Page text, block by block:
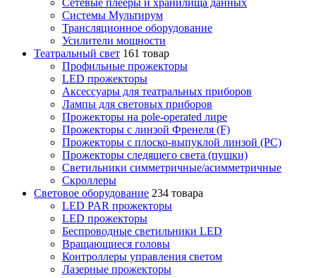
Системы Мультирум
Трансляционное оборудование
Усилители мощности
Театральный свет 161 товар
Профильные прожекторы
LED прожекторы
Аксессуары для театральных приборов
Лампы для световых приборов
Прожекторы на pole-operated лире
Прожекторы с линзой Френеля (F)
Прожекторы с плоско-выпуклой линзой (PC)
Прожекторы следящего света (пушки)
Светильники симметричные/асимметричные
Скроллеры
Световое оборудование 234 товара
LED PAR прожекторы
LED прожекторы
Беспроводные светильники LED
Вращающиеся головы
Контроллеры управления светом
Лазерные прожекторы